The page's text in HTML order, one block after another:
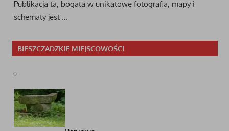
Publikacja ta, bogata w unikatowe fotografia, mapy i
schematy jest …
BIESZCZADZKIE MIEJSCOWOŚCI